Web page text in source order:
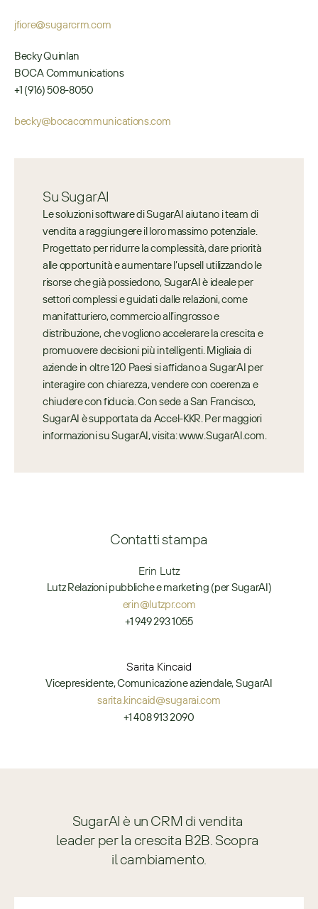
jfiore@sugarcrm.com
Becky Quinlan
BOCA Communications
+1 (916) 508-8050
becky@bocacommunications.com
Su SugarAI
Le soluzioni software di SugarAI aiutano i team di
vendita a raggiungere il loro massimo potenziale.
Progettato per ridurre la complessità, dare priorità
alle opportunità e aumentare l’upsell utilizzando le
risorse che già possiedono, SugarAI è ideale per
settori complessi e guidati dalle relazioni, come
manifatturiero, commercio all’ingrosso e
distribuzione, che vogliono accelerare la crescita e
promuovere decisioni più intelligenti. Migliaia di
aziende in oltre 120 Paesi si affidano a SugarAI per
interagire con chiarezza, vendere con coerenza e
chiudere con fiducia. Con sede a San Francisco,
SugarAI è supportata da Accel-KKR. Per maggiori
informazioni su SugarAI, visita: www.SugarAI.com.
Contatti stampa
Erin Lutz
Lutz Relazioni pubbliche e marketing (per SugarAI)
erin@lutzpr.com
+1 949 293 1055
Sarita Kincaid
Vicepresidente, Comunicazione aziendale, SugarAI
sarita.kincaid@sugarai.com
+1 408 913 2090
SugarAI è un CRM di vendita
leader per la crescita B2B. Scopra
il cambiamento.